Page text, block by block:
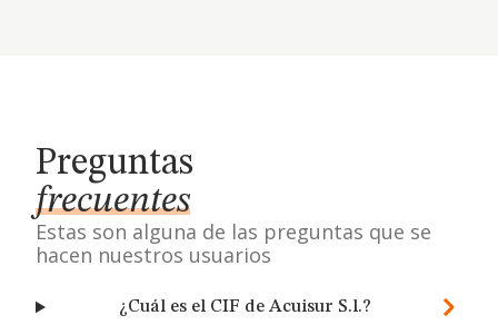
Preguntas
frecuentes
Estas son alguna de las preguntas que se
hacen nuestros usuarios
¿Cuál es el CIF de Acuisur S.l.?